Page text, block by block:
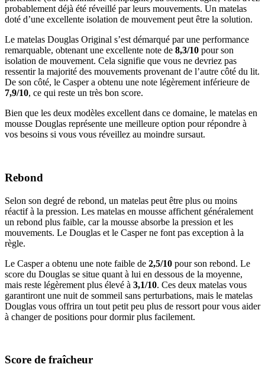
probablement déjà été réveillé par leurs mouvements. Un matelas
doté d’une excellente isolation de mouvement peut être la solution.
Le matelas Douglas Original s’est démarqué par une performance
remarquable, obtenant une excellente note de 8,3/10 pour son
isolation de mouvement. Cela signifie que vous ne devriez pas
ressentir la majorité des mouvements provenant de l’autre côté du lit.
De son côté, le Casper a obtenu une note légèrement inférieure de
7,9/10, ce qui reste un très bon score.
Bien que les deux modèles excellent dans ce domaine, le matelas en
mousse Douglas représente une meilleure option pour répondre à
vos besoins si vous vous réveillez au moindre sursaut.
Rebond
Selon son degré de rebond, un matelas peut être plus ou moins
réactif à la pression. Les matelas en mousse affichent généralement
un rebond plus faible, car la mousse absorbe la pression et les
mouvements. Le Douglas et le Casper ne font pas exception à la
règle.
Le Casper a obtenu une note faible de 2,5/10 pour son rebond. Le
score du Douglas se situe quant à lui en dessous de la moyenne,
mais reste légèrement plus élevé à 3,1/10. Ces deux matelas vous
garantiront une nuit de sommeil sans perturbations, mais le matelas
Douglas vous offrira un tout petit peu plus de ressort pour vous aider
à changer de positions pour dormir plus facilement.
Score de fraîcheur